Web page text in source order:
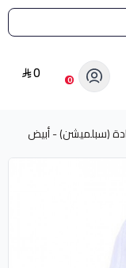
0
0
(سبلميشن) - أبيض